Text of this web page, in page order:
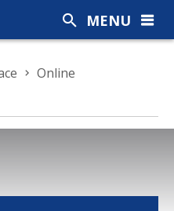
Online
MENU